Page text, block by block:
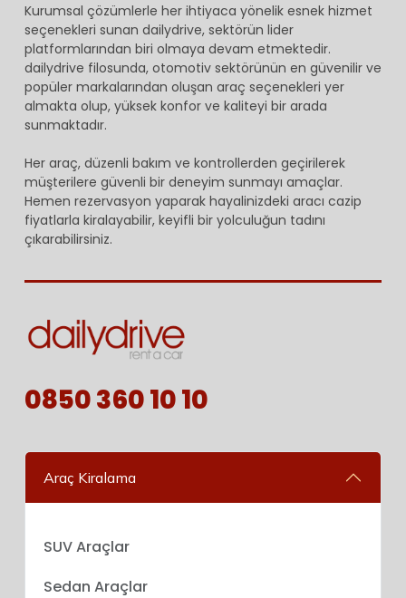
Kurumsal çözümlerle her ihtiyaca yönelik esnek hizmet
seçenekleri sunan dailydrive, sektörün lider
platformlarından biri olmaya devam etmektedir.
dailydrive filosunda, otomotiv sektörünün en güvenilir ve
popüler markalarından oluşan araç seçenekleri yer
almakta olup, yüksek konfor ve kaliteyi bir arada
sunmaktadır.
Her araç, düzenli bakım ve kontrollerden geçirilerek
müşterilere güvenli bir deneyim sunmayı amaçlar.
Hemen rezervasyon yaparak hayalinizdeki aracı cazip
fiyatlarla kiralayabilir, keyifli bir yolculuğun tadını
çıkarabilirsiniz.
0850 360 10 10
Araç Kiralama
SUV Araçlar
Sedan Araçlar